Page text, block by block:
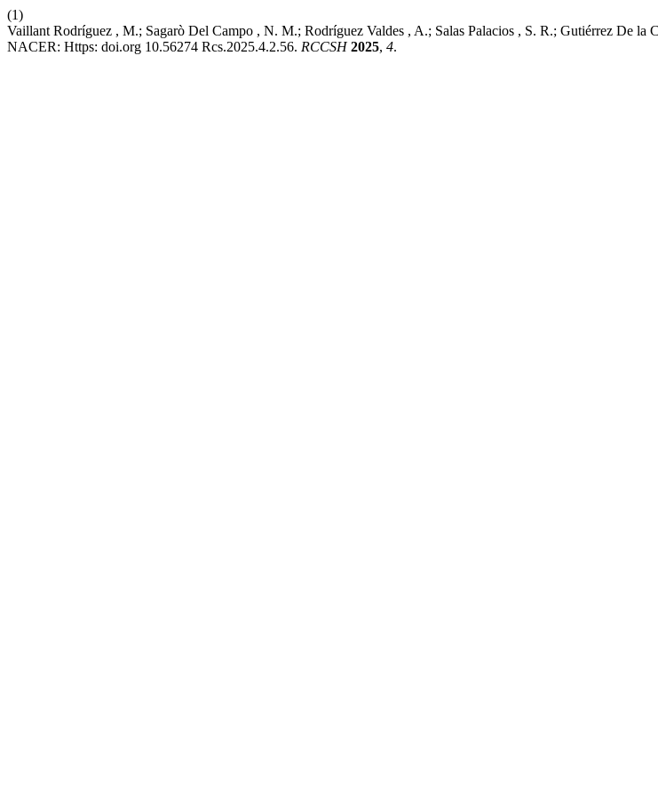
(1)
Vaillant Rodríguez , M.; Sagarò Del Campo , N. M.; Rodríguez Valdes , A.; Salas Palacios , S. R.; Gutiérrez
NACER: Https: doi.org 10.56274 Rcs.2025.4.2.56. RCCSH 2025, 4.